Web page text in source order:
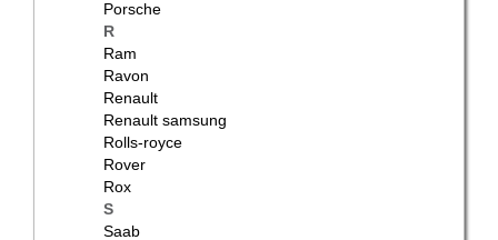
Porsche
R
Ram
Ravon
Renault
Renault samsung
Rolls-royce
Rover
Rox
S
Saab